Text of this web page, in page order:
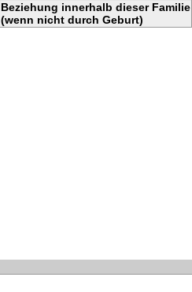
Beziehung innerhalb dieser Familie
(wenn nicht durch Geburt)